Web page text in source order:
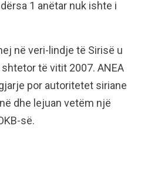
1 anëtar nuk ishte i
në veri-lindje të Sirisë u
të vitit 2007. ANEA
por autoritetet siriane
dhe lejuan vetëm një
së.